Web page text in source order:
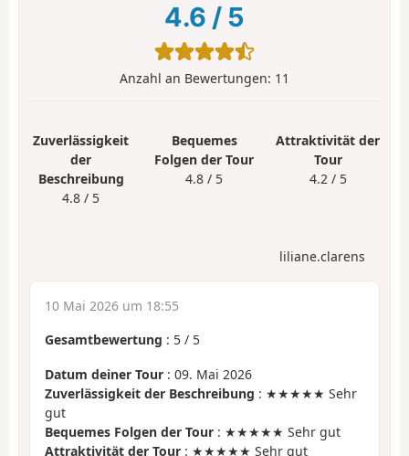
4.6 / 5
Anzahl an Bewertungen: 11
Zuverlässigkeit
der
Beschreibung
4.8 / 5
Bequemes
Folgen der Tour
4.8 / 5
Attraktivität der
Tour
4.2 / 5
liliane.clarens
10 Mai 2026 um 18:55
Gesamtbewertung : 5 / 5
Datum deiner Tour : 09. Mai 2026
Zuverlässigkeit der Beschreibung : ★★★★★ Sehr
gut
Bequemes Folgen der Tour : ★★★★★ Sehr gut
Attraktivität der Tour : ★★★★★ Sehr gut